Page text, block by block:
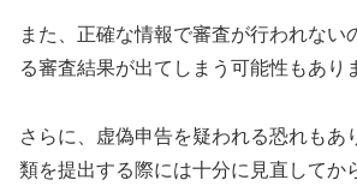
また、正確な情報で審査が行われない
る審査結果が出てしまう可能性もあり
さらに、虚偽申告を疑われる恐れもあ
類を提出する際には十分に見直してか